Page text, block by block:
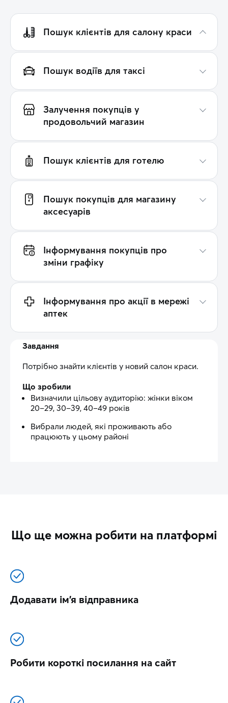
Пошук клієнтів для салону краси
Пошук водіїв для таксі
Залучення покупців у
продовольчий магазин
Пошук клієнтів для готелю
Пошук покупців для магазину
аксесуарів
Інформування покупців про
зміни графіку
Інформування про акції в мережі
аптек
Завдання
Потрібно знайти клієнтів у новий салон краси.
Що зробили
Визначили цільову аудиторію: жінки віком
20–29, 30–39, 40–49 років
Вибрали людей, які проживають або
працюють у цьому районі
Що ще можна робити на платформі
Додавати ім’я відправника
Робити короткі посилання на сайт